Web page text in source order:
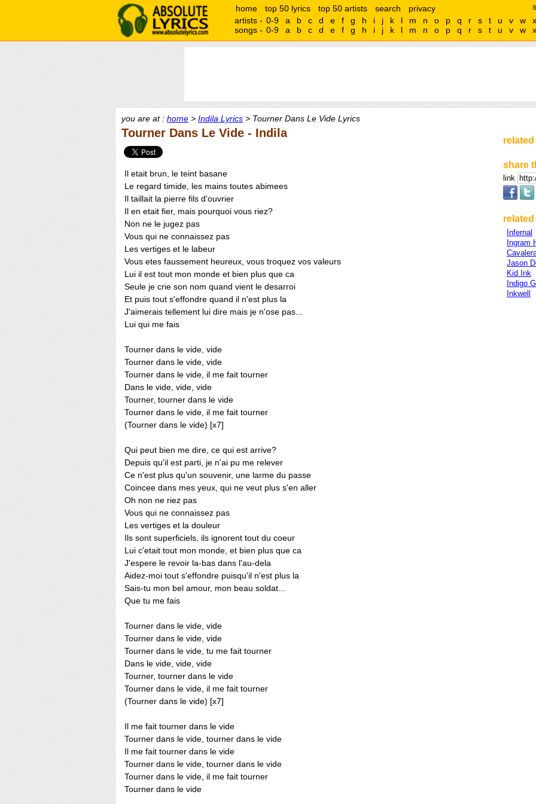
home top 50 lyrics top 50 artists search
privacy
artists - 0-9 a b c d e f g h i j k l m n o p q r s t u v w
x
songs - 0-9 a b c d e f g h i j k l m n o p q r s t u v w x
you are at : home > Indila Lyrics > Tourner Dans Le Vide Lyrics
Tourner Dans Le Vide - Indila
Il etait brun, le teint basane
Le regard timide, les mains toutes abimees
Il taillait la pierre fils d'ouvrier
Il en etait fier, mais pourquoi vous riez?
Non ne le jugez pas
Vous qui ne connaissez pas
Les vertiges et le labeur
Vous etes faussement heureux, vous troquez vos valeurs
Lui il est tout mon monde et bien plus que ca
Seule je crie son nom quand vient le desarroi
Et puis tout s'effondre quand il n'est plus la
J'aimerais tellement lui dire mais je n'ose pas...
Lui qui me fais
Tourner dans le vide, vide
Tourner dans le vide, vide
Tourner dans le vide, il me fait tourner
Dans le vide, vide, vide
Tourner, tourner dans le vide
Tourner dans le vide, il me fait tourner
(Tourner dans le vide) [x7]
Qui peut bien me dire, ce qui est arrive?
Depuis qu'il est parti, je n'ai pu me relever
Ce n'est plus qu'un souvenir, une larme du passe
Coincee dans mes yeux, qui ne veut plus s'en aller
Oh non ne riez pas
Vous qui ne connaissez pas
Les vertiges et la douleur
Ils sont superficiels, ils ignorent tout du coeur
Lui c'etait tout mon monde, et bien plus que ca
J'espere le revoir la-bas dans l'au-dela
Aidez-moi tout s'effondre puisqu'il n'est plus la
Sais-tu mon bel amour, mon beau soldat...
Que tu me fais
Tourner dans le vide, vide
Tourner dans le vide, vide
Tourner dans le vide, tu me fait tourner
Dans le vide, vide, vide
Tourner, tourner dans le vide
Tourner dans le vide, il me fait tourner
(Tourner dans le vide) [x7]
Il me fait tourner dans le vide
Tourner dans le vide, tourner dans le vide
Il me fait tourner dans le vide
Tourner dans le vide, tourner dans le vide
Tourner dans le vide, il me fait tourner
Tourner dans le vide
share
link
Infernal
Ingram
Jason
Kid Ink
Indigo
Inkwell